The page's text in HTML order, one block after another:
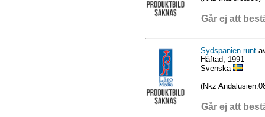
Går ej att
Sydspanien runt
Häftad, 1991
Svenska
(Nkz
Går ej att